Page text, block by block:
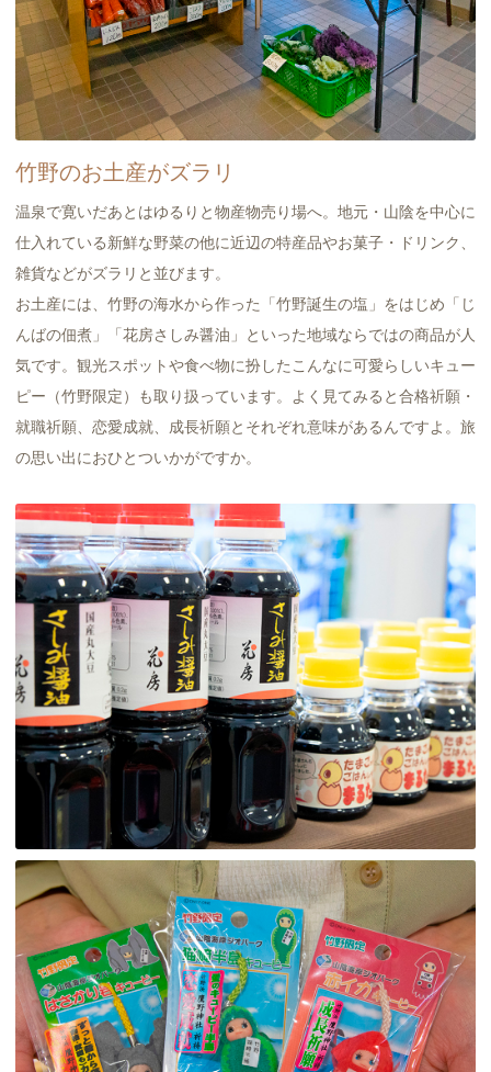
竹野のお土産がズラリ
温泉で寛いだあとはゆるりと物産物売り場へ。地元・山陰を中心に
仕入れている新鮮な野菜の他に近辺の特産品やお菓子・ドリンク、
雑貨などがズラリと並びます。
お土産には、竹野の海水から作った「竹野誕生の塩」をはじめ「じ
んばの佃煮」「花房さしみ醤油」といった地域ならではの商品が人
気です。観光スポットや食べ物に扮したこんなに可愛らしいキュー
ピー（竹野限定）も取り扱っています。よく見てみると合格祈願・
就職祈願、恋愛成就、成長祈願とそれぞれ意味があるんですよ。旅
の思い出におひとついかがですか。